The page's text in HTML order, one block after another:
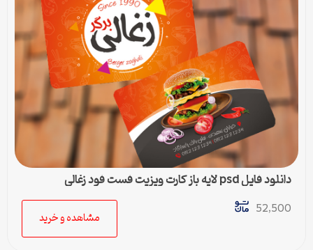
دانلود فایل psd لایه باز کارت ویزیت فست فود زغالی
52,500
مشاهده و خرید